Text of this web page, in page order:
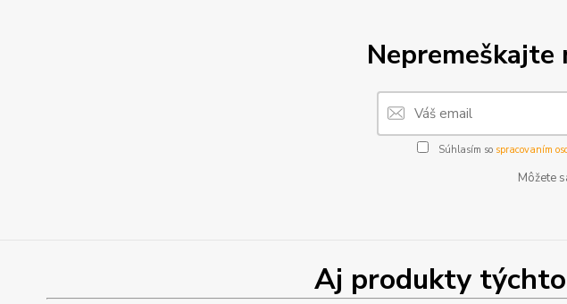
Nepremeškajte
Súhlasím so spracovaním
Môžete
Aj produkty týchto